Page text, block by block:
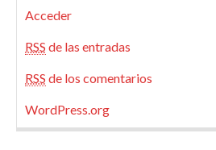
Acceder
RSS de las entradas
RSS de los comentarios
WordPress.org